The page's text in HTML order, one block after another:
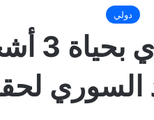
دولي
السوري